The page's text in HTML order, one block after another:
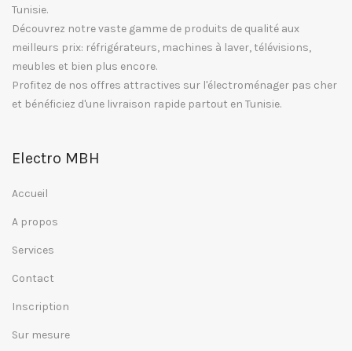
Tunisie.
Découvrez notre vaste gamme de produits de qualité aux
meilleurs prix: réfrigérateurs, machines à laver, télévisions,
meubles et bien plus encore.
Profitez de nos offres attractives sur l'électroménager pas cher
et bénéficiez d'une livraison rapide partout en Tunisie.
Electro MBH
Accueil
A propos
Services
Contact
Inscription
Sur mesure